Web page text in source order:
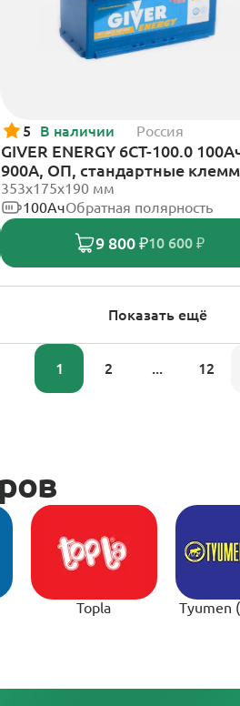
5 В наличии Россия
GIVER ENERGY 6СТ-100.0
900А, ОП, стандартные
353х175х190 мм
100АчОбратная полярность
9 800 ₽10 600 ₽
Показать ещё
1 2 ... 12
Topla Tyumen